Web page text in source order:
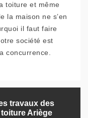
toiture et même
la maison ne s’en
il faut faire
société est
concurrence.
travaux des
Ariège